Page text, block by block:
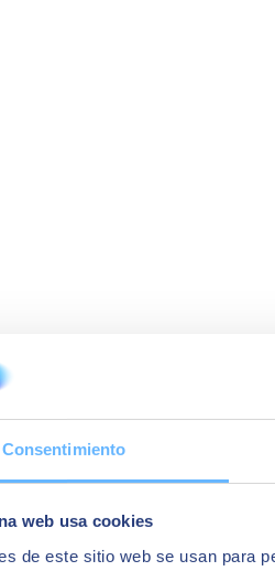
Consentimiento
web usa cookies
de este sitio web se usan para